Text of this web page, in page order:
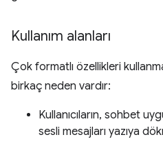
Kullanım alanları
Çok formatlı özellikleri
birkaç neden vardır:
Kullanıcıların, sohbet
sesli mesajları yazıya